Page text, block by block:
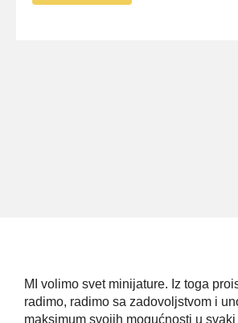
MI volimo svet minijature. Iz toga
radimo, radimo sa zadovoljstvom i
maksimum svojih mogućnosti u svaki